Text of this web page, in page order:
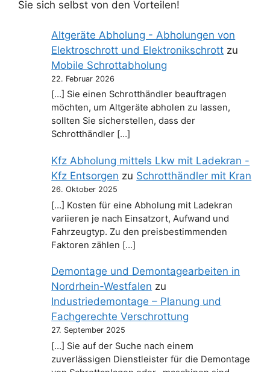
Sie sich selbst von den Vorteilen!
Altgeräte Abholung - Abholungen von
Elektroschrott und Elektronikschrott zu
Mobile Schrottabholung
22. Februar 2026
[…] Sie einen Schrotthändler beauftragen
möchten, um Altgeräte abholen zu lassen,
sollten Sie sicherstellen, dass der
Schrotthändler […]
Kfz Abholung mittels Lkw mit Ladekran -
Kfz Entsorgen zu Schrotthändler mit Kran
26. Oktober 2025
[…] Kosten für eine Abholung mit Ladekran
variieren je nach Einsatzort, Aufwand und
Fahrzeugtyp. Zu den preisbestimmenden
Faktoren zählen […]
Demontage und Demontagearbeiten in
Nordrhein-Westfalen zu
Industriedemontage – Planung und
Fachgerechte Verschrottung
27. September 2025
[…] Sie auf der Suche nach einem
zuverlässigen Dienstleister für die Demontage